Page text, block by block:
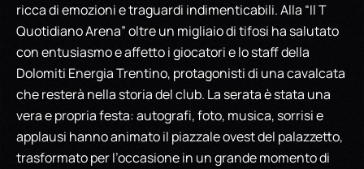
ricca di emozioni e traguardi indimenticabili. Alla “Il T
Quotidiano Arena” oltre un migliaio di tifosi ha salutato
con entusiasmo e affetto i giocatori e lo staff della
Dolomiti Energia Trentino, protagonisti di una cavalcata
che resterà nella storia del club. La serata è stata una
vera e propria festa: autografi, foto, musica, sorrisi e
applausi hanno animato il piazzale ovest del palazzetto,
trasformato per l’occasione in un grande momento di